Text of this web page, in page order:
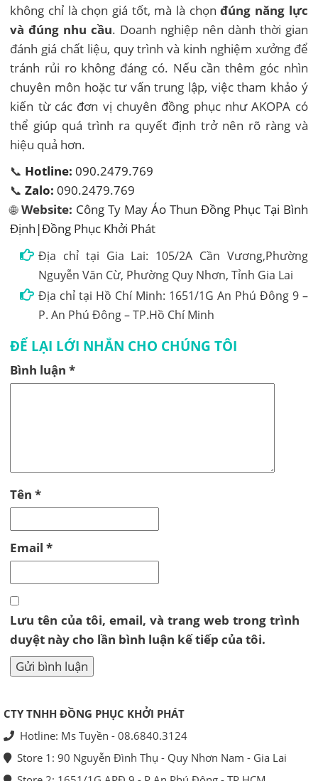
không chỉ là chọn giá tốt, mà là chọnđúng năng lực
và đúng nhu cầu. Doanh nghiệp nên dành thời gian
đánh giá chất liệu, quy trình và kinh nghiệm xưởng để
tránh rủi ro không đáng có. Nếu cần thêm góc nhìn
chuyên môn hoặc tư vấn trung lập, việc tham khảo ý
kiến từ các đơn vị chuyên đồng phục như AKOPA có
thể giúp quá trình ra quyết định trở nên rõ ràng và
hiệu quả hơn.
📞 Hotline: 090.2479.769
📞Zalo: 090.2479.769
🌐Website: Công Ty May Áo Thun Đồng Phục Tại Bình
Định|Đồng Phục Khởi Phát
Địa chỉ tại Gia Lai: 105/2A Cần Vương,Phường
Nguyễn Văn Cừ, Phường Quy Nhơn, Tỉnh Gia Lai
Địa chỉ tại Hồ Chí Minh: 1651/1G An Phú Đông 9 –
P. An Phú Đông – TP.Hồ Chí Minh
ĐỂ LẠI LỚI NHẮN CHO CHÚNG TÔI
Bình luận*
Tên*
Email*
Lưu tên của tôi, email, và trang web trong trình
duyệt này cho lần bình luận kế tiếp của tôi.
CTY TNHH ĐỒNG PHỤC KHỞI PHÁT
Hotline: Ms Tuyền - 08.6840.3124
Store 1: 90 Nguyễn Đình Thụ - Quy Nhơn Nam - Gia Lai